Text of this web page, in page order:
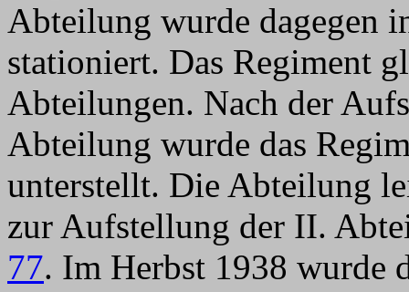
Abteilung wurde dagegen
stationiert. Das Regiment
Abteilungen. Nach der
Abteilung wurde das
unterstellt. Die Abteilung
zur Aufstellung der II.
77. Im Herbst 1938